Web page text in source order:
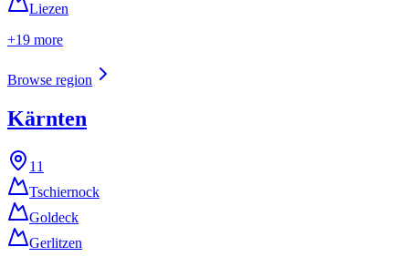
Liezen
+19 more
Browse region
Kärnten
11
Tschiernock
Goldeck
Gerlitzen